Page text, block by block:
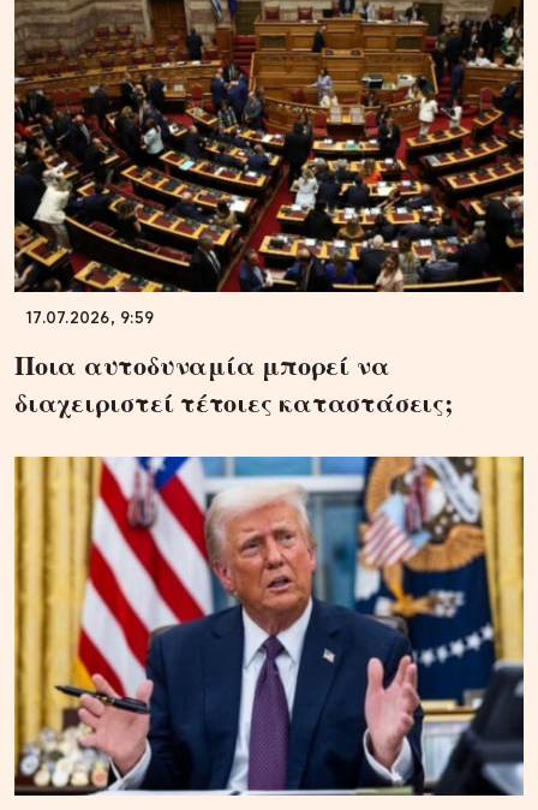
17.07.2026, 9:59
Ποια αυτοδυναμία μπορεί να
διαχειριστεί τέτοιες καταστάσεις;